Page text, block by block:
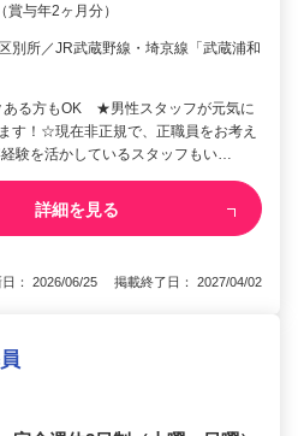
与年2ヶ月分）
別所／JR武蔵野線・埼京線「武蔵浦和
ある方もOK ★男性スタッフが元気に
す！☆現在非正規で、正職員をお考え
験を活かしているスタッフもい…
詳細を見る
日： 2026/06/25 掲載終了日： 2027/04/02